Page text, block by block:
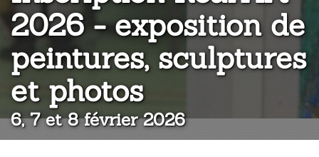
2026 - exposition de
peintures, sculptures
et photos:
6, 7 et 8 février 2026